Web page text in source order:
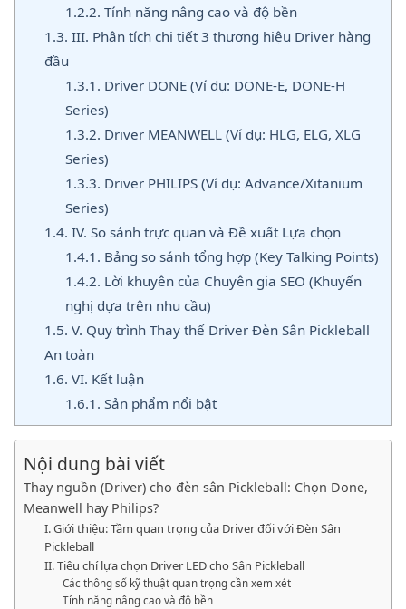
1.2.2. Tính năng nâng cao và độ bền
1.3. III. Phân tích chi tiết 3 thương hiệu Driver hàng
đầu
1.3.1. Driver DONE (Ví dụ: DONE-E, DONE-H
Series)
1.3.2. Driver MEANWELL (Ví dụ: HLG, ELG, XLG
Series)
1.3.3. Driver PHILIPS (Ví dụ: Advance/Xitanium
Series)
1.4. IV. So sánh trực quan và Đề xuất Lựa chọn
1.4.1. Bảng so sánh tổng hợp (Key Talking Points)
1.4.2. Lời khuyên của Chuyên gia SEO (Khuyến
nghị dựa trên nhu cầu)
1.5. V. Quy trình Thay thế Driver Đèn Sân Pickleball
An toàn
1.6. VI. Kết luận
1.6.1. Sản phẩm nổi bật
Nội dung bài viết
Thay nguồn (Driver) cho đèn sân Pickleball: Chọn Done,
Meanwell hay Philips?
I. Giới thiệu: Tầm quan trọng của Driver đối với Đèn Sân
Pickleball
II. Tiêu chí lựa chọn Driver LED cho Sân Pickleball
Các thông số kỹ thuật quan trọng cần xem xét
Tính năng nâng cao và độ bền